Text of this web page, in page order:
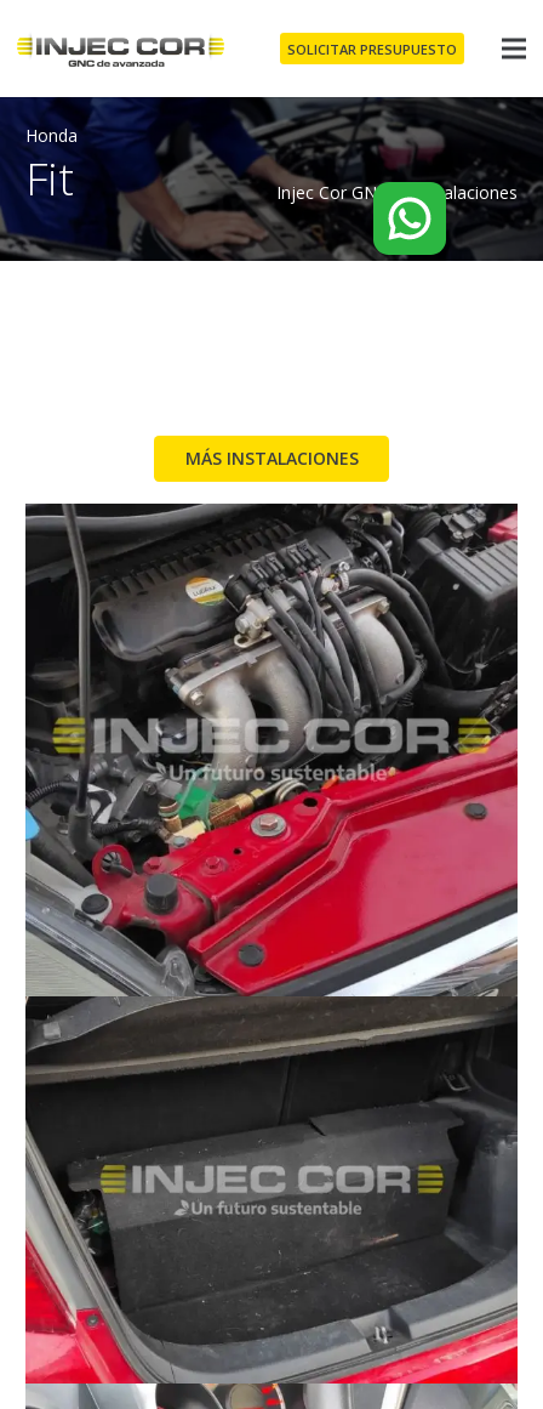
SOLICITAR PRESUPUESTO
Honda
Fit Injec Cor GNC / Instalaciones
MÁS INSTALACIONES